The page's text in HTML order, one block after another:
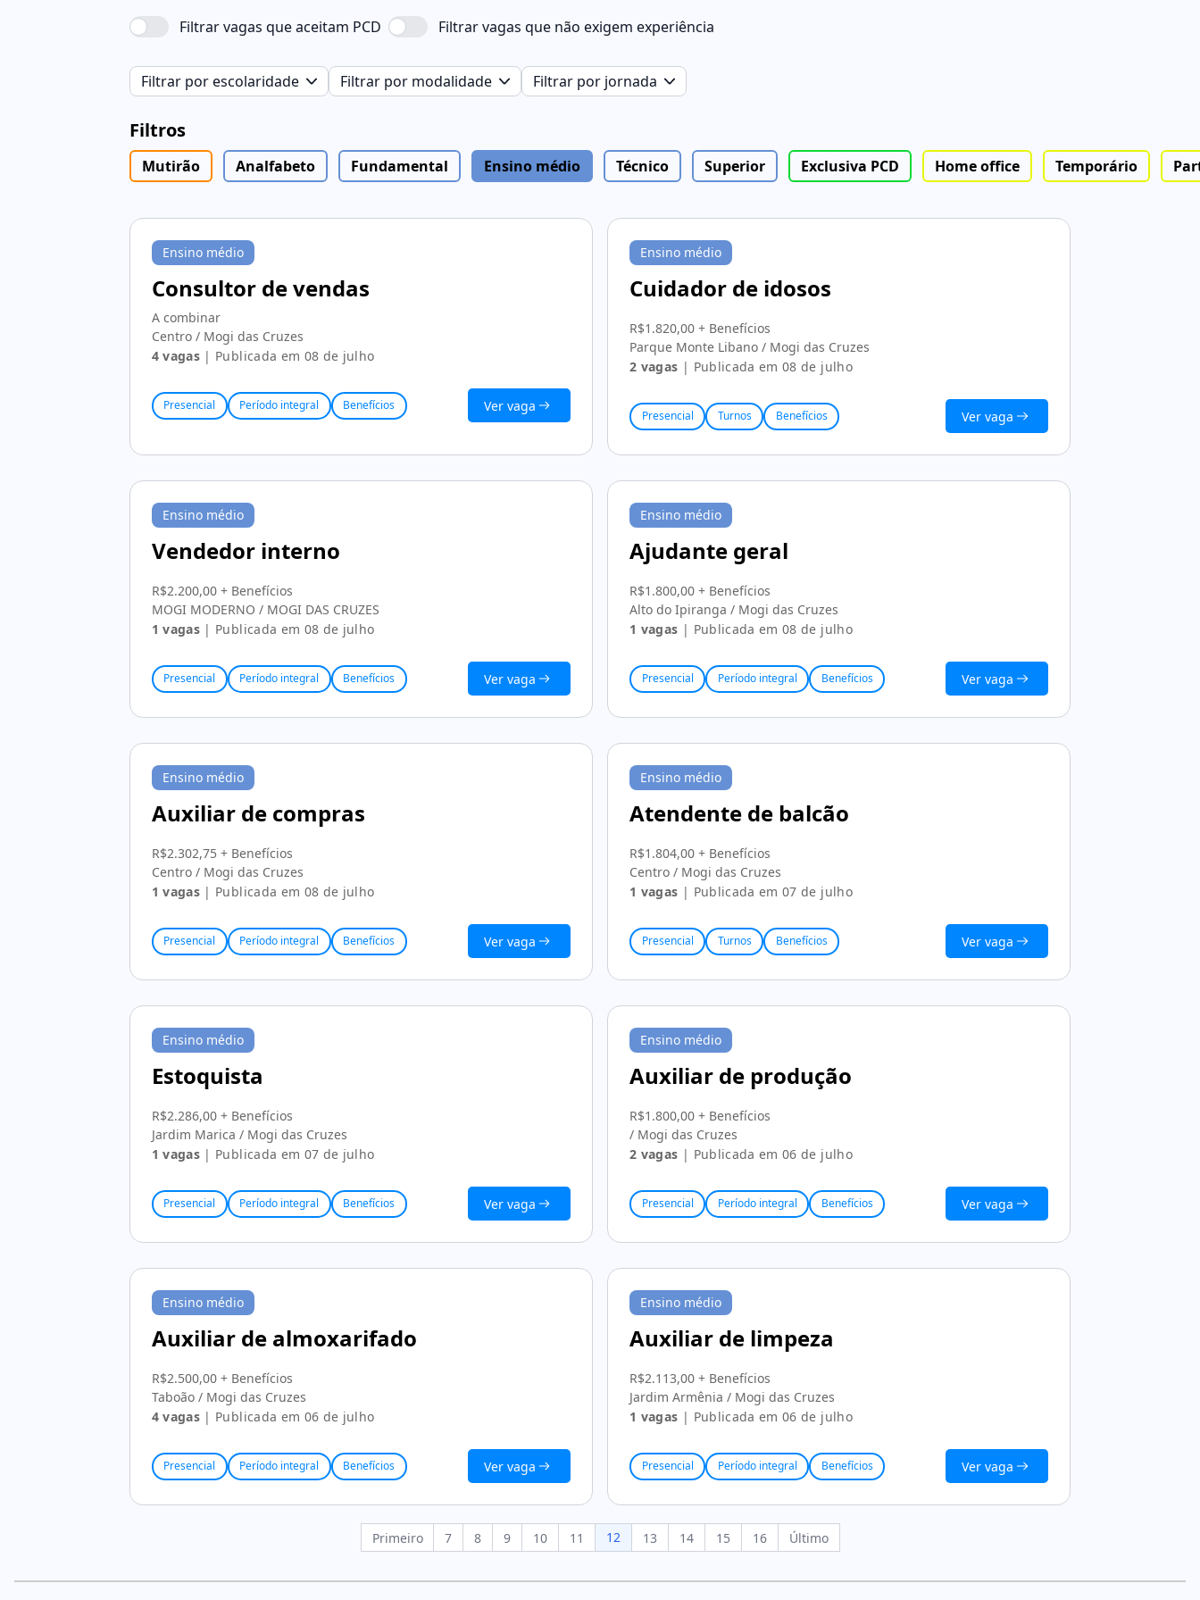
Filtrar vagas que aceitam PCD Filtrar vagas que não exigem experiência
Filtrar por escolaridade Filtrar por modalidade Filtrar por jornada
Filtros
Mutirão Analfabeto Fundamental Ensino médio Técnico Superior Exclusiva PCD Home office Temporário
Ensino médio
Consultor de vendas
A combinar
Centro / Mogi das Cruzes
4 vagas | Publicada em 08 de julho
Presencial Período integral Benefícios Ver vaga
Ensino médio
Cuidador de idosos
R$1.820,00 + Benefícios
Parque Monte Libano / Mogi das Cruzes
2 vagas | Publicada em 08 de julho
Presencial Turnos Benefícios Ver vaga
Ensino médio
Vendedor interno
R$2.200,00 + Benefícios
MOGI MODERNO / MOGI DAS CRUZES
1 vagas | Publicada em 08 de julho
Presencial Período integral Benefícios Ver vaga
Ensino médio
Ajudante geral
R$1.800,00 + Benefícios
Alto do Ipiranga / Mogi das Cruzes
1 vagas | Publicada em 08 de julho
Presencial Período integral Benefícios Ver vaga
Ensino médio
Auxiliar de compras
R$2.302,75 + Benefícios
Centro / Mogi das Cruzes
1 vagas | Publicada em 08 de julho
Presencial Período integral Benefícios Ver vaga
Ensino médio
Atendente de balcão
R$1.804,00 + Benefícios
Centro / Mogi das Cruzes
1 vagas | Publicada em 07 de julho
Presencial Turnos Benefícios Ver vaga
Ensino médio
Estoquista
R$2.286,00 + Benefícios
Jardim Marica / Mogi das Cruzes
1 vagas | Publicada em 07 de julho
Presencial Período integral Benefícios Ver vaga
Ensino médio
Auxiliar de produção
R$1.800,00 + Benefícios
/ Mogi das Cruzes
2 vagas | Publicada em 06 de julho
Presencial Período integral Benefícios Ver vaga
Ensino médio
Auxiliar de almoxarifado
R$2.500,00 + Benefícios
Taboão / Mogi das Cruzes
4 vagas | Publicada em 06 de julho
Presencial Período integral Benefícios Ver vaga
Ensino médio
Auxiliar de limpeza
R$2.113,00 + Benefícios
Jardim Armênia / Mogi das Cruzes
1 vagas | Publicada em 06 de julho
Presencial Período integral Benefícios Ver vaga
Primeiro 7 8 9 10 11 12 13 14 15 16 Último